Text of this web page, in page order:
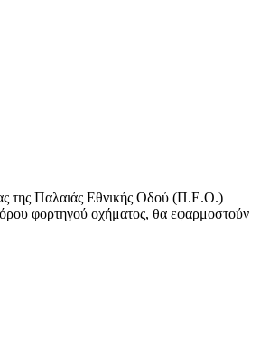
της Παλαιάς Εθνικής Οδού (Π.Ε.Ο.)
φορτηγού οχήματος, θα εφαρμοστούν